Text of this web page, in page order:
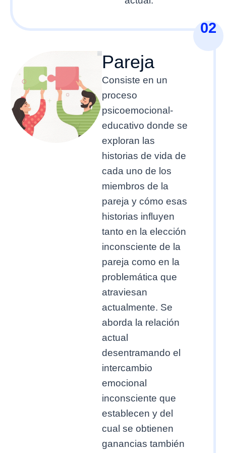
02
Pareja
Consiste en un
proceso
psicoemocional-
educativo donde se
exploran las
historias de vida de
cada uno de los
miembros de la
pareja y cómo esas
historias influyen
tanto en la elección
inconsciente de la
pareja como en la
problemática que
atraviesan
actualmente. Se
aborda la relación
actual
desentramando el
intercambio
emocional
inconsciente que
establecen y del
cual se obtienen
ganancias también